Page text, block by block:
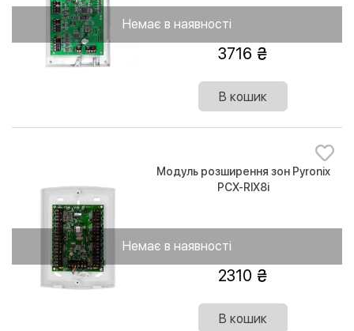
Немає в наявності
3716
В кошик
Немає в наявності
Модуль розширення зон Pyronix
PCX-RIX8i
2310
В кошик